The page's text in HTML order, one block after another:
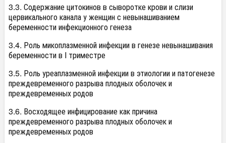
3.3. Содержание цитокинов в сыворотке крови и слизи
цервикального канала у женщин с невынашиванием
беременности инфекционного генеза
3.4. Роль микоплазменной инфекции в генезе невынашивания
беременности в I триместре
3.5. Роль уреаплазменной инфекции в этиологии и патогенезе
преждевременного разрыва плодных оболочек и
преждевременных родов
3.6. Восходящее инфицирование как причина
преждевременного разрыва плодных оболочек и
преждевременных родов